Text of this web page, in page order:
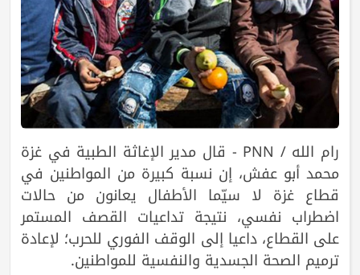
رام الله / PNN - قال مدير الإغاثة الطبية في غزة
محمد أبو عفش، إن نسبة كبيرة من المواطنين في
قطاع غزة لا سيّما الأطفال يعانون من حالات
اضطراب نفسي، نتيجة تداعيات القصف المستمر
على القطاع، داعيا إلى الوقف الفوري للحرب؛ لإعادة
ترميم الصحة الجسدية والنفسية للمواطنين.